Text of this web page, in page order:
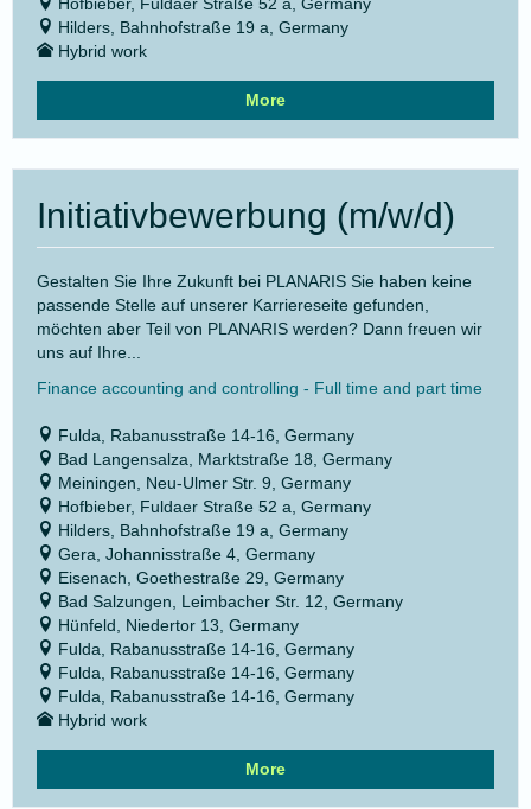
Hilders, Bahnhofstraße 19 a, Germany
Hybrid work
More
Initiativbewerbung (m/w/d)
Gestalten Sie Ihre Zukunft bei PLANARIS Sie haben keine
passende Stelle auf unserer Karriereseite gefunden,
möchten aber Teil von PLANARIS werden? Dann freuen wir
uns auf Ihre...
Finance accounting and controlling - Full time and part time
Fulda, Rabanusstraße 14-16, Germany
Bad Langensalza, Marktstraße 18, Germany
Meiningen, Neu-Ulmer Str. 9, Germany
Hofbieber, Fuldaer Straße 52 a, Germany
Hilders, Bahnhofstraße 19 a, Germany
Gera, Johannisstraße 4, Germany
Eisenach, Goethestraße 29, Germany
Bad Salzungen, Leimbacher Str. 12, Germany
Hünfeld, Niedertor 13, Germany
Fulda, Rabanusstraße 14-16, Germany
Fulda, Rabanusstraße 14-16, Germany
Fulda, Rabanusstraße 14-16, Germany
Hybrid work
More